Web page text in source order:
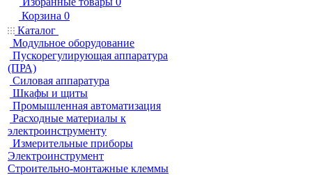
Корзина 0
Каталог
Модульное оборудование
Пускорегулирующая аппаратура
(ПРА)
Силовая аппаратура
Шкафы и щиты
Промышленная автоматизация
Расходные материалы к
электроинструменту
Измерительные приборы
Электроинструмент
Строительно-монтажные клеммы